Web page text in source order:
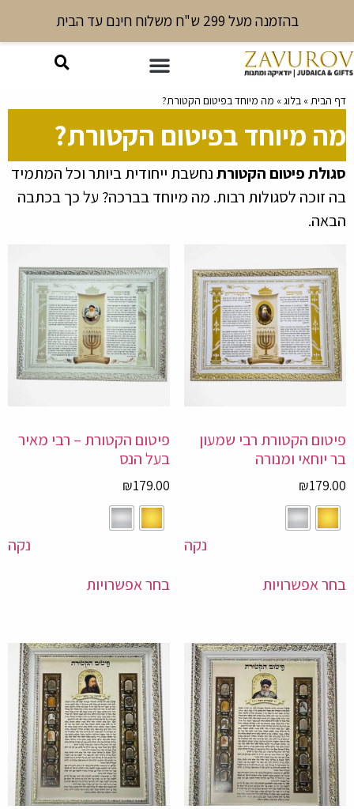
בהזמנה מעל 299 ש"ח משלוח חינם עד הבית
»בלוג»מה מיוחד בפיטום הקטורת?
מיוחד בפיטום הקטורת?
פיטום הקטורתנחשבת ייחודית ביותר וכל המתמיד
לסגולות רבות. מה מיוחד בברכה? על כך בכתבה
הקטורת רבי שמעון
ומנורה
₪
אפשרויות
פיטום הקטורת – רבי מאיר
בעל הנס
₪179.00
בחר אפשרויות